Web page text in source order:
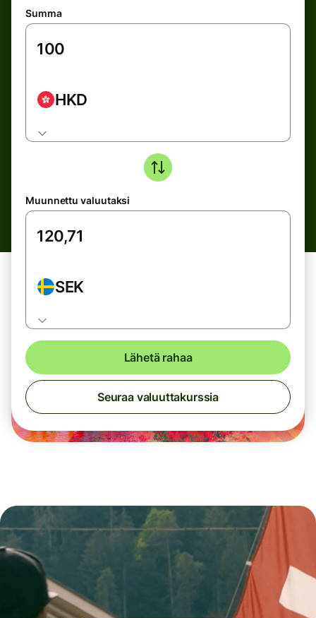
Summa
HKD
Muunnettu valuutaksi
SEK
Lähetä rahaa
Seuraa valuuttakurssia